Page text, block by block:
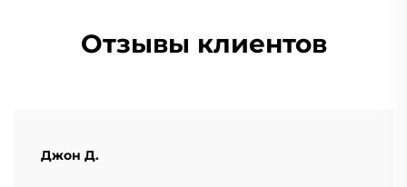
Отзывы клиентов
Джон Д.